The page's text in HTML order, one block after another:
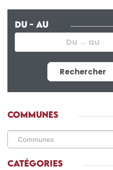
DU - AU
Rechercher
COMMUNES
CATÉGORIES